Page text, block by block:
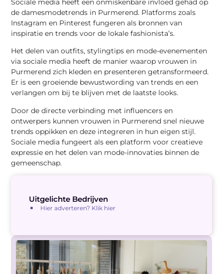
Sociale media heeft een onmiskenbare invloed gehad op
de damesmodetrends in Purmerend. Platforms zoals
Instagram en Pinterest fungeren als bronnen van
inspiratie en trends voor de lokale fashionista’s.
Het delen van outfits, stylingtips en mode-evenementen
via sociale media heeft de manier waarop vrouwen in
Purmerend zich kleden en presenteren getransformeerd.
Er is een groeiende bewustwording van trends en een
verlangen om bij te blijven met de laatste looks.
Door de directe verbinding met influencers en
ontwerpers kunnen vrouwen in Purmerend snel nieuwe
trends oppikken en deze integreren in hun eigen stijl.
Sociale media fungeert als een platform voor creatieve
expressie en het delen van mode-innovaties binnen de
gemeenschap.
Uitgelichte Bedrijven
Hier adverteren? Klik hier